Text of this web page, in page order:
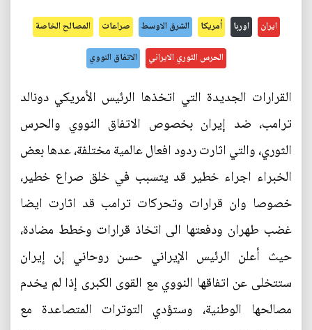
ايران اوربا أمريكا الشرق الاوسط صراعات المصالح الخاصة
الحرس الثوري الايراني الاتفاق النووي
القرارات الجديدة التي اتخذها الرئيس الأمريكي دونالد
ترامب، ضد إيران بخصوص الاتفاق النووي والحرس
الثوري، والتي اثارت ردود افعال عالمية مختلفة، عدها بعض
الخبراء اجراء خطير قد يتسبب في خلق صراع خطير،
خصوصا وان قرارات وتحركات ترامب قد اثارت ايضا
غضب طهران ودفعتها الى اتخاذ قرارات وخطط مضادة،
حيث أعلن الرئيس الإيراني حسن روحاني إن إيران
ستتخلى عن اتفاقها النووي مع القوى الكبرى إذا لم يخدم
مصالحها الوطنية، وستؤدي التوترات المتصاعدة مع